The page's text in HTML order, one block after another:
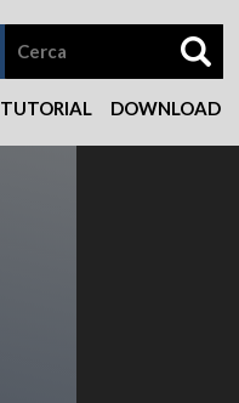
TUTORIAL DOWNLOAD